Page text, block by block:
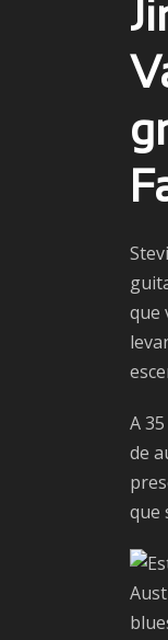
que
A
de
que